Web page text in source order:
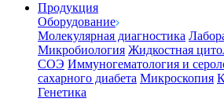
Продукция
Оборудование
Молекулярная диагностика
Микробиология Жидкостная
СОЭ Иммуногематология и
сахарного диабета Микроскопия
Генетика